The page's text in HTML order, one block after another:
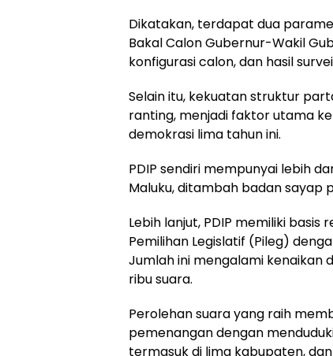
Dikatakan, terdapat dua
Bakal Calon Gubernur-Wakil
konfigurasi calon, dan hasil
Selain itu, kekuatan struktur
ranting, menjadi faktor utama
demokrasi lima tahun ini.
PDIP sendiri mempunyai lebih
Maluku, ditambah badan sayap
Lebih lanjut, PDIP memiliki
Pemilihan Legislatif (Pileg)
Jumlah ini mengalami kenaikan
ribu suara.
Perolehan suara yang raih
pemenangan dengan
termasuk di lima kabupaten,